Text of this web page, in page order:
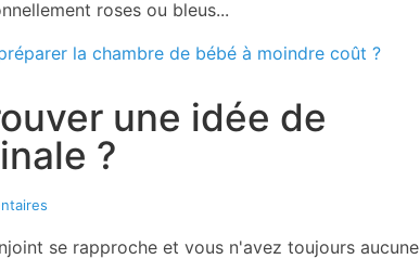
roses ou bleus...
la chambre de bébé à moindre coût ?
une idée de
?
se rapproche et vous n'avez toujours aucune